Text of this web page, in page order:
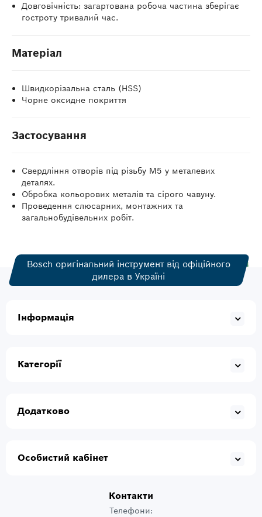
Довговічність: загартована робоча частина зберігає
гостроту тривалий час.
Матеріал
Швидкорізальна сталь (HSS)
Чорне оксидне покриття
Застосування
Свердління отворів під різьбу M5 у металевих
деталях.
Обробка кольорових металів та сірого чавуну.
Проведення слюсарних, монтажних та
загальнобудівельних робіт.
Bosch оригінальний інструмент від офіційного
дилера в Україні
Інформація
Категорії
Додатково
Особистий кабінет
Контакти
Телефони: